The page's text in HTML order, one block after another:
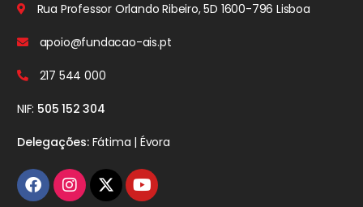
Rua Professor Orlando Ribeiro, 5D 1600-796 Lisboa
apoio@fundacao-ais.pt
217 544 000
NIF: 505 152 304
Delegações:Fátima | Évora